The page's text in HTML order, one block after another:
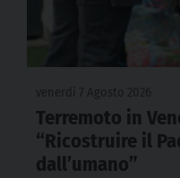
Terremoto in
“Ricostruire il
dall’umano”